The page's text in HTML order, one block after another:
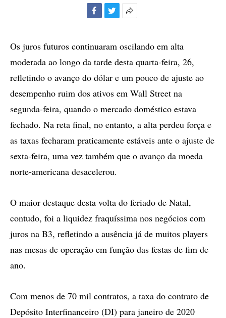
compartilhamento
Os juros futuros continuaram oscilando em alta
moderada ao longo da tarde desta quarta-feira, 26,
refletindo o avanço do dólar e um pouco de ajuste ao
desempenho ruim dos ativos em Wall Street na
segunda-feira, quando o mercado doméstico estava
fechado. Na reta final, no entanto, a alta perdeu força e
as taxas fecharam praticamente estáveis ante o ajuste de
sexta-feira, uma vez também que o avanço da moeda
norte-americana desacelerou.
O maior destaque desta volta do feriado de Natal,
contudo, foi a liquidez fraquíssima nos negócios com
juros na B3, refletindo a ausência já de muitos players
nas mesas de operação em função das festas de fim de
ano.
Com menos de 70 mil contratos, a taxa do contrato de
Depósito Interfinanceiro (DI) para janeiro de 2020